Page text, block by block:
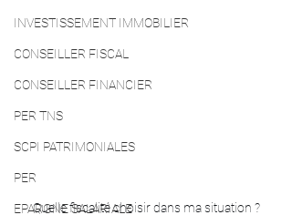
INVESTISSEMENT IMMOBILIER
CONSEILLER FISCAL
CONSEILLER FINANCIER
PER TNS
SCPI PATRIMONIALES
PER
EPARGNE SALARIALE
Quelle fiscalité choisir dans ma situation ?